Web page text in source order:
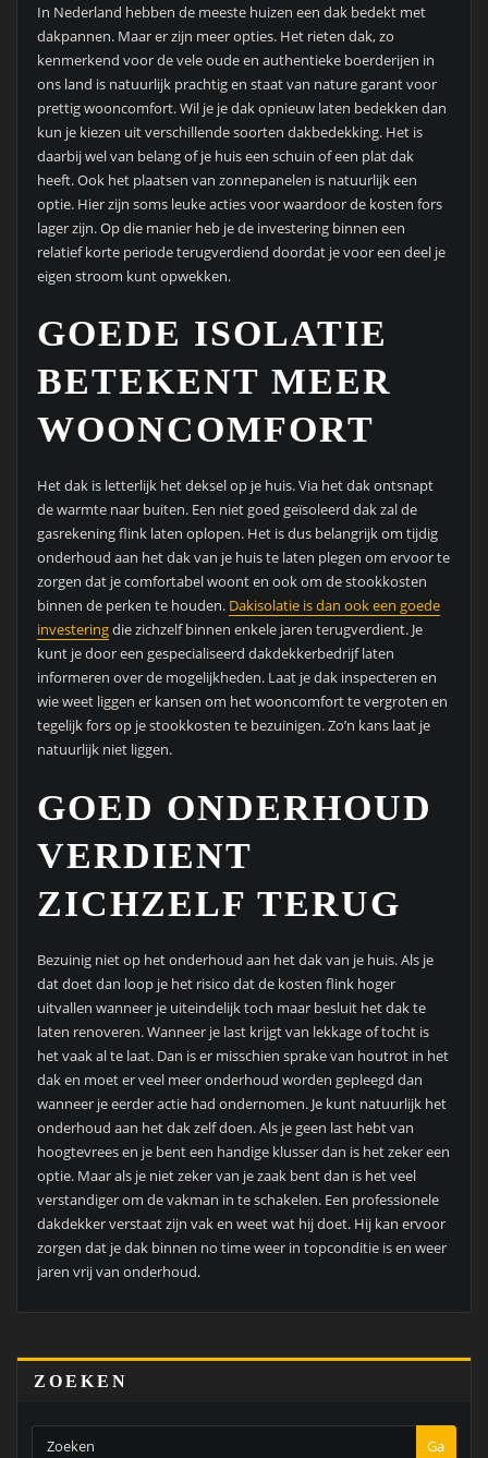
In Nederland hebben de meeste huizen een dak bedekt met
dakpannen. Maar er zijn meer opties. Het rieten dak, zo
kenmerkend voor de vele oude en authentieke boerderijen in
ons land is natuurlijk prachtig en staat van nature garant voor
prettig wooncomfort. Wil je je dak opnieuw laten bedekken dan
kun je kiezen uit verschillende soorten dakbedekking. Het is
daarbij wel van belang of je huis een schuin of een plat dak
heeft. Ook het plaatsen van zonnepanelen is natuurlijk een
optie. Hier zijn soms leuke acties voor waardoor de kosten fors
lager zijn. Op die manier heb je de investering binnen een
relatief korte periode terugverdiend doordat je voor een deel je
eigen stroom kunt opwekken.
GOEDE ISOLATIE
BETEKENT MEER
WOONCOMFORT
Het dak is letterlijk het deksel op je huis. Via het dak ontsnapt
de warmte naar buiten. Een niet goed geïsoleerd dak zal de
gasrekening flink laten oplopen. Het is dus belangrijk om tijdig
onderhoud aan het dak van je huis te laten plegen om ervoor te
zorgen dat je comfortabel woont en ook om de stookkosten
binnen de perken te houden. Dakisolatie is dan ook een goede
investeringdie zichzelf binnen enkele jaren terugverdient. Je
kunt je door een gespecialiseerd dakdekkerbedrijf laten
informeren over de mogelijkheden. Laat je dak inspecteren en
wie weet liggen er kansen om het wooncomfort te vergroten en
tegelijk fors op je stookkosten te bezuinigen. Zo’n kans laat je
natuurlijk niet liggen.
GOED ONDERHOUD
VERDIENT
ZICHZELF TERUG
Bezuinig niet op het onderhoud aan het dak van je huis. Als je
dat doet dan loop je het risico dat de kosten flink hoger
uitvallen wanneer je uiteindelijk toch maar besluit het dak te
laten renoveren. Wanneer je last krijgt van lekkage of tocht is
het vaak al te laat. Dan is er misschien sprake van houtrot in het
dak en moet er veel meer onderhoud worden gepleegd dan
wanneer je eerder actie had ondernomen. Je kunt natuurlijk het
onderhoud aan het dak zelf doen. Als je geen last hebt van
hoogtevrees en je bent een handige klusser dan is het zeker een
optie. Maar als je niet zeker van je zaak bent dan is het veel
verstandiger om de vakman in te schakelen. Een professionele
dakdekker verstaat zijn vak en weet wat hij doet. Hij kan ervoor
zorgen dat je dak binnen no time weer in topconditie is en weer
jaren vrij van onderhoud.
ZOEKEN
Ga